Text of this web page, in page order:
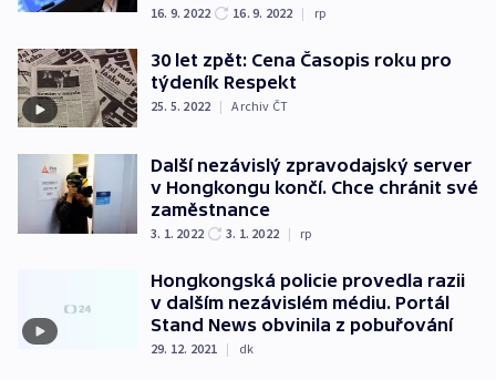
16. 9. 2022 16. 9. 2022 | rp
30 let zpět: Cena Časopis roku pro
týdeník Respekt
25. 5. 2022 | Archiv ČT
Další nezávislý zpravodajský server
v Hongkongu končí. Chce chránit své
zaměstnance
3. 1. 2022 3. 1. 2022 | rp
Hongkongská policie provedla razii
v dalším nezávislém médiu. Portál
Stand News obvinila z pobuřování
29. 12. 2021 | dk